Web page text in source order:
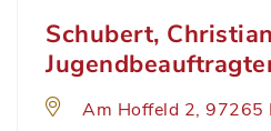
Schubert,
Am Hoffeld 2, 97265